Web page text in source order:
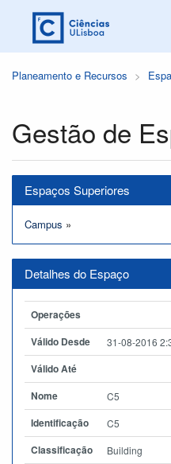
Planeamento e Recursos
Gestão de
Espaços Superiores
Campus »
Detalhes do Espaço
Operações
Válido Desde
31-08-2016
Válido Até
Nome
C5
Identificação C5
Classificação Building